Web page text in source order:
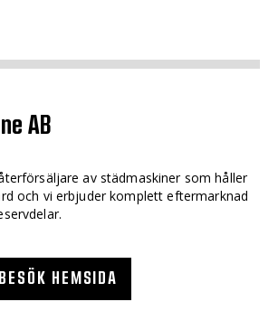
AB
av städmaskiner som håller
och vi erbjuder komplett eftermarknad
BESÖK HEMSIDA